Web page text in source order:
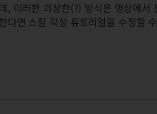
, 이러한 괴상한(?) 방식은 영상에서
다면 스킬 각성 튜토리얼을 수정할